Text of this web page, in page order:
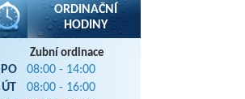
ORDINAČNÍ
HODINY
Zubní ordinace
PO
08:00 - 14:00
ÚT
08:00 - 16:00